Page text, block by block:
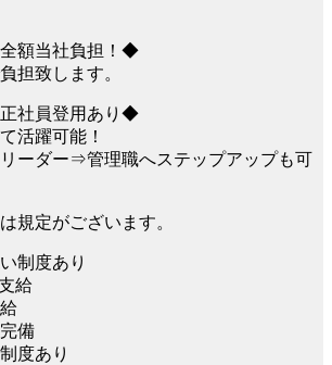
額当社負担！◆
担致します。
社員登用あり◆
活躍可能！
ーダー⇒管理職へステップアップも可
規定がございます。
制度あり
給
備
度あり